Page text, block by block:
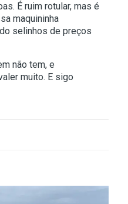
É ruim rotular, mas é
maquininha
selinhos de preços
não tem, e
muito. E sigo